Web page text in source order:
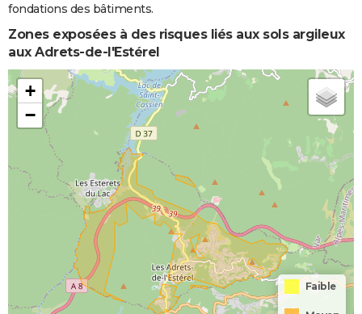
fondations des bâtiments.
Zones exposées à des risques liés aux sols argileux
aux Adrets-de-l'Estérel
+
−
Faible